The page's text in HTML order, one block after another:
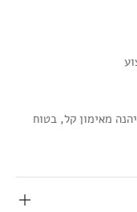
מאימון קל, בטוח